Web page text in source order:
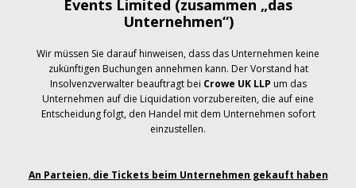
Events Limited (zusammen „das
Unternehmen“)
Wir müssen Sie darauf hinweisen, dass das Unternehmen keine
zukünftigen Buchungen annehmen kann. Der Vorstand hat
Insolvenzverwalter beauftragt bei Crowe UK LLP um das
Unternehmen auf die Liquidation vorzubereiten, die auf eine
Entscheidung folgt, den Handel mit dem Unternehmen sofort
einzustellen.
An Parteien, die Tickets beim Unternehmen gekauft haben